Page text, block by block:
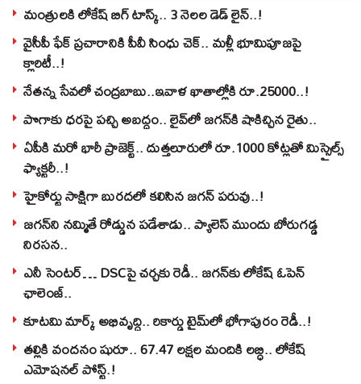
మంత్రులకి లోకేష్‌ బిగ్‌ టాస్క్‌.. 3 నెలల డెడ్‌ లైన్‌..!
వైసీపీ ఫేక్ ప్రచారానికి పీవీ సింధు చెక్.. మళ్లీ భూమిపూజపై
క్లారిటీ..!
నేతన్న సేవలో చంద్రబాబు..ఇవాళ ఖాతాల్లోకి రూ.25000..!
పొగాకు ధరపై పచ్చి అబద్దం.. లైవ్‌లో జగన్‌కి షాకిచ్చిన రైతు..
ఏపీకి మరో భారీ ప్రాజెక్ట్.. దుత్తలూరులో రూ.1000 కోట్లతో మిస్సైల్స్
ఫ్యాక్టరీ..!
హైకోర్టు సాక్షిగా బురదలో కలిసిన జగన్ పరువు..!
జగన్‌ని నమ్మితే రోడ్డున పడేశాడు.. ప్యాలెస్‌ ముందు బోరుగడ్డ
నిరసన..
ఎనీ సెంటర్‌… DSCపై చర్చకు రెడీ.. జగన్‌కు లోకేష్‌ ఓపెన్
ఛాలెంజ్..
కూటమి మార్క్ అభివృద్ధి.. రికార్డు టైమ్‌లో భోగాపురం రెడీ..!
తల్లికి వందనం షురూ.. 67.47 లక్షల మందికి లబ్ధి.. లోకేష్‌
ఎమోషనల్ పోస్ట్‌.!